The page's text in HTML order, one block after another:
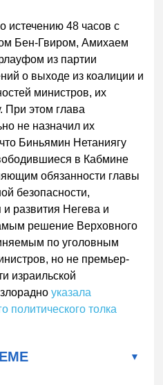
истечению 48 часов с
Бен-Гвиром, Амихаем
из партии
о выходе из коалиции и
министров, их
При этом глава
не назначил их
Биньямин Нетаниягу
в Кабмине
обязанности главы
безопасности,
развития Негева и
решение Верховного
по уголовным
но не премьер-
израильской
злорадноуказала
политического толка